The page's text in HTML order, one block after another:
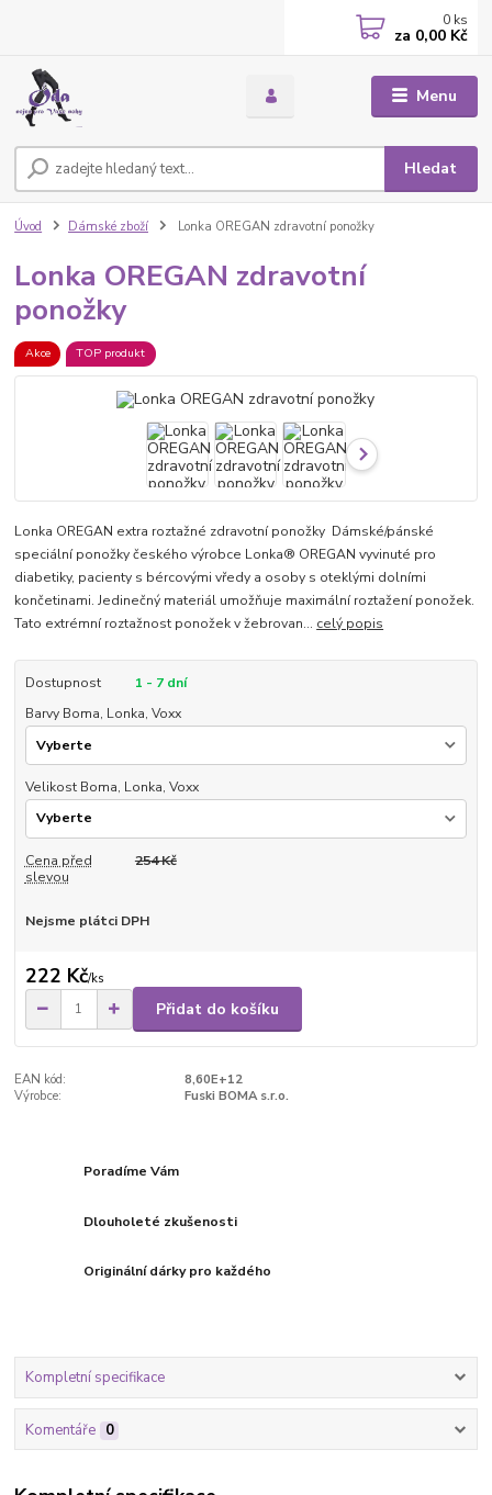
Menu
Hledat
0 ks
za 0,00 Kč
Úvod Dámské zboží Lonka OREGAN zdravotní ponožky
Lonka OREGAN zdravotní
ponožky
Akce TOP produkt
Lonka OREGAN extra roztažné zdravotní ponožky Dámské/pánské
speciální ponožky českého výrobce Lonka® OREGAN vyvinuté pro
diabetiky, pacienty s bércovými vředy a osoby s oteklými dolními
končetinami. Jedinečný materiál umožňuje maximální roztažení ponožek.
Tato extrémní roztažnost ponožek v žebrovan... celý popis
Dostupnost
1 - 7 dní
Barvy Boma, Lonka, Voxx
Velikost Boma, Lonka, Voxx
Cena před
slevou
254 Kč
Nejsme plátci DPH
222 Kč/ks
Přidat do košíku
EAN kód:
8,60E+12
Výrobce:
Fuski BOMA s.r.o.
Poradíme Vám
Dlouholeté zkušenosti
Originální dárky pro každého
Kompletní specifikace
Komentáře 0